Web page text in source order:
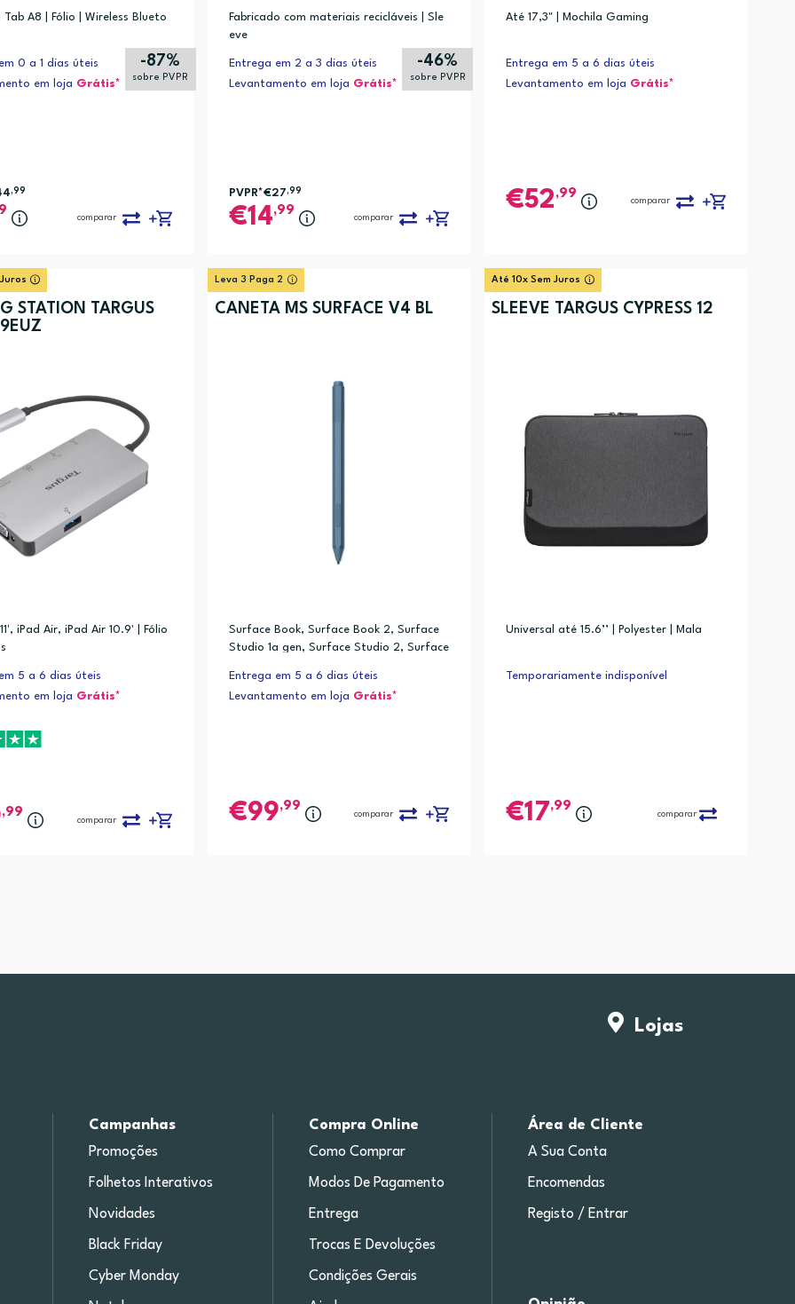
Tab A8 | Fólio | Wireless Blueto
0 a 1 dias úteis
em loja Grátis*
-87%
sobre PVPR
,99
comparar
Fabricado com materiais recicláveis | Sle
eve
Entrega em 2 a 3 dias úteis
Levantamento em loja Grátis*
-46%
sobre PVPR
PVPR*€27,99
14,99
comparar
Até 17,3" | Mochila Gaming
Entrega em 5 a 6 dias úteis
Levantamento em loja Grátis*
52 ,99
comparar
STATION TARGUS
iPad Air, iPad Air 10.9' | Fólio
5 a 6 dias úteis
em loja Grátis*
,99
comparar
Leva 3 Paga 2
CANETA MS SURFACE V4 BL
Surface Book, Surface Book 2, Surface
Studio 1a gen, Surface Studio 2, Surface
ce Laptop 3, Surface Go, Surface Pro 3,
Surface Pro 4, Surface Pro 5a gen, Surf
Entrega em 5 a 6 dias úteis
Levantamento em loja Grátis*
99,99
comparar
Até 10x Sem Juros
SLEEVE TARGUS CYPRESS 12
Universal até 15.6’’ | Polyester | Mala
Temporariamente indisponível
17,99
comparar
Lojas
Campanhas
Promoções
Folhetos Interativos
Novidades
Black Friday
Cyber Monday
Compra Online
Como Comprar
Modos De Pagamento
Entrega
Trocas E Devoluções
Condições Gerais
Área de Cliente
A Sua Conta
Encomendas
Registo / Entrar